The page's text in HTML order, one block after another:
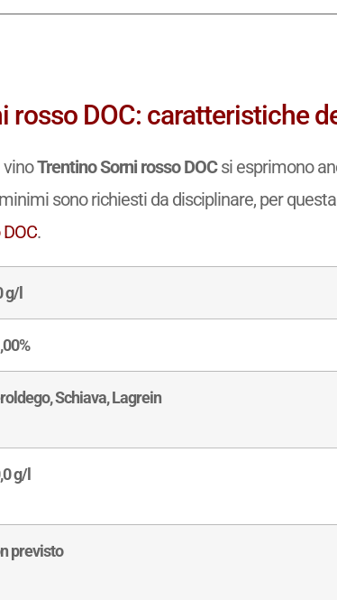
rosso DOC: caratteristiche
vinoTrentino Sorni rosso DOCsi esprimono
sono richiesti da disciplinare, per
.
g/l
Schiava, Lagrein
g/l
previsto